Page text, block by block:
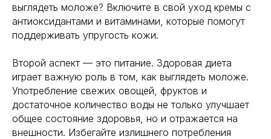
выглядеть моложе? Включите в свой уход кремы с
антиоксидантами и витаминами, которые помогут
поддерживать упругость кожи.
Второй аспект — это питание. Здоровая диета
играет важную роль в том, как выглядеть моложе.
Употребление свежих овощей, фруктов и
достаточное количество воды не только улучшает
общее состояние здоровья, но и отражается на
внешности. Избегайте излишнего потребления